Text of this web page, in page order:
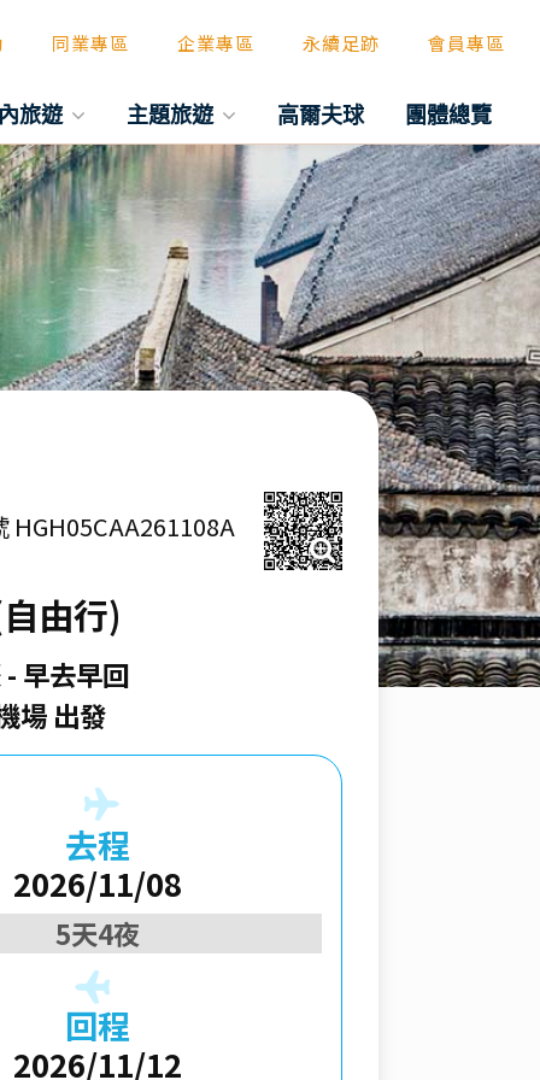
同業專區 企業專區 永續足跡 會員專區
旅遊 主題旅遊 高爾夫球 團體總覽
HGH05CAA261108A
由行)
早去早回
場 出發
去程
2026/11/08
5天4夜
回程
2026/11/12